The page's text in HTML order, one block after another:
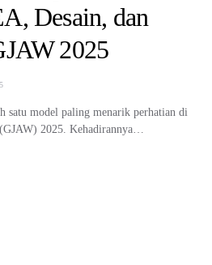
Desain, dan
2025
satu model paling menarik perhatian di
2025. Kehadirannya…